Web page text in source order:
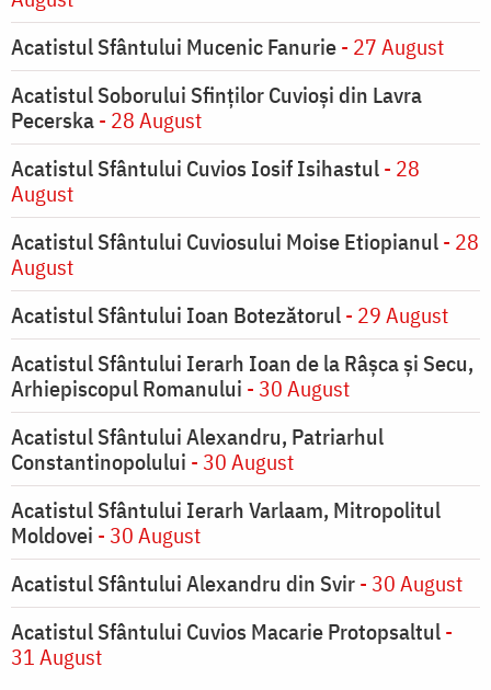
Acatistul Sfântului Mucenic Fanurie- 27 August
Acatistul Soborului Sfinților Cuvioși din Lavra
Pecerska- 28 August
Acatistul Sfântului Cuvios Iosif Isihastul- 28
August
Acatistul Sfântului Cuviosului Moise Etiopianul- 28
August
Acatistul Sfântului Ioan Botezătorul- 29 August
Acatistul Sfântului Ierarh Ioan de la Râşca şi Secu,
Arhiepiscopul Romanului - 30 August
Acatistul Sfântului Alexandru, Patriarhul
Constantinopolului - 30 August
Acatistul Sfântului Ierarh Varlaam, Mitropolitul
Moldovei - 30 August
Acatistul Sfântului Alexandru din Svir- 30 August
Acatistul Sfântului Cuvios Macarie Protopsaltul-
31 August